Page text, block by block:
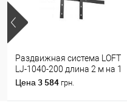
Раздвижная система LOFT
LJ-1040-200 длина 2 м на 1
полотно весом до 100 кг
Цена 3 584 грн.